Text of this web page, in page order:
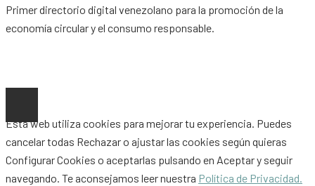
Primer directorio digital venezolano para la promoción de la
economía circular y el consumo responsable.
Esta web utiliza cookies para mejorar tu experiencia. Puedes
cancelar todas Rechazaro ajustar las cookies según quieras
Configurar Cookies o aceptarlas pulsando en Aceptary seguir
navegando. Te aconsejamos leer nuestra Política de Privacidad.